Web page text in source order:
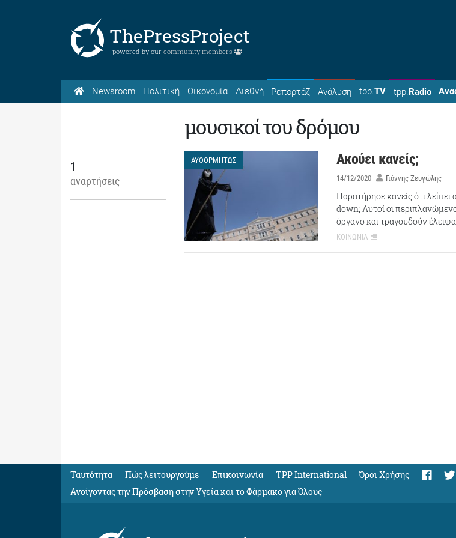
ThePressProject
powered by our community members
Newsroom Πολιτική Οικονομία Διεθνή Ρεπορτάζ Ανάλυση tpp.TV tpp.Radio
μουσικοί του δρόμου
1
αναρτήσεις
ΑΥΘΟΡΜΗΤΩΣ Ακούει κανείς;
14/12/2020 Γιάννης Ζευγώλης
Παρατήρησε κανείς ότι
down; Αυτοί οι
όργανο και τραγουδούν
ΚΟΙΝΩΝΙΑ
Ταυτότητα Πώς λειτουργούμε Eπικοινωνία TPP International
Όροι Χρήσης
Ανοίγοντας την Πρόσβαση στην Υγεία και το Φάρμακο για Όλους